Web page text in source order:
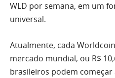
WLD por semana, em um
universal.
Atualmente, cada
mercado mundial, ou R$
brasileiros podem começar